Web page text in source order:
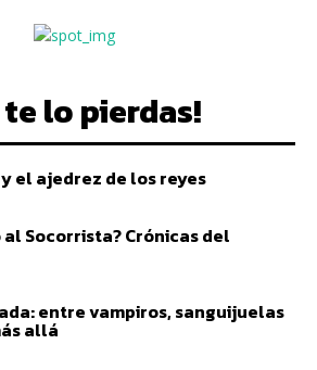
te lo pierdas!
el ajedrez de los reyes
al Socorrista? Crónicas del
entre vampiros, sanguijuelas
allá